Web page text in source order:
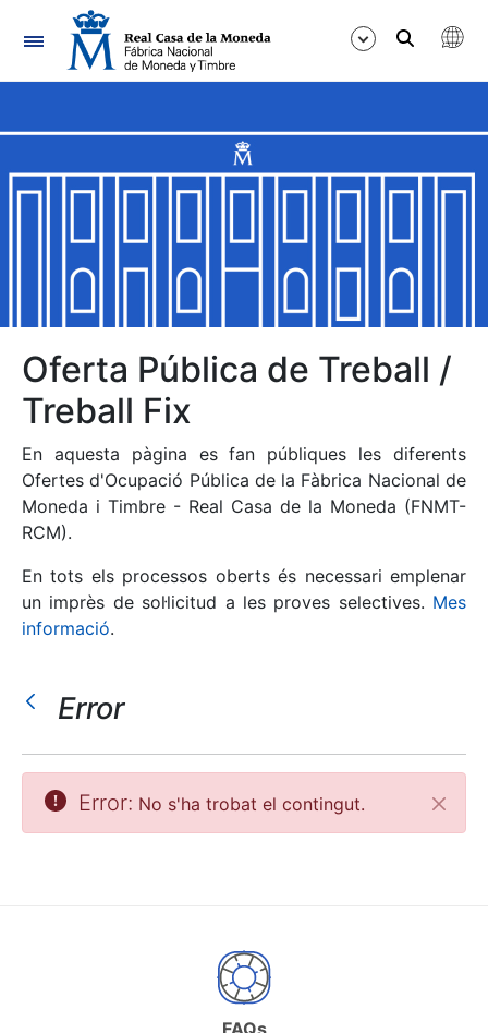
Navegació
Mostra/Amaga
Mostra/Amaga
Mostra/Amaga
Mostra/Amaga
Mostra/Amaga
Mostra/Amaga
Oferta Pública de Treball /
Treball Fix
En aquesta pàgina es fan públiques les diferents
Ofertes d'Ocupació Pública de la Fàbrica Nacional de
Moneda i Timbre - Real Casa de la Moneda (FNMT-
RCM).
En tots els processos oberts és necessari emplenar
un imprès de sol·licitud a les proves selectives. Mes
informació.
Error
Tanca
Error: No s'ha trobat el contingut.
FAQs